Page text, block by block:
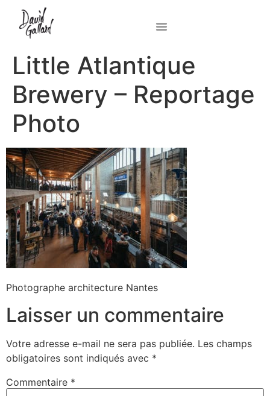
Little Atlantique
Brewery – Reportage
Photo
Photographe architecture Nantes
Laisser un commentaire
Votre adresse e-mail ne sera pas publiée. Les champs
obligatoires sont indiqués avec *
Commentaire *